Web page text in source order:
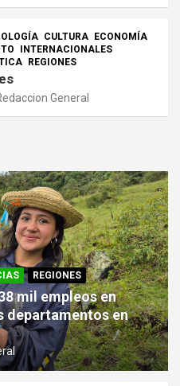
CULTURA
ECONOMÍA
INTERNACIONALES
REGIONES
General
REGIONES
mil empleos en
departamentos en